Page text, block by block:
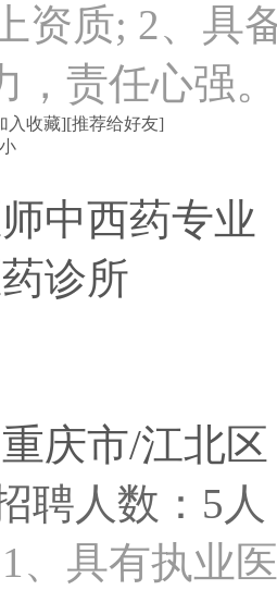
资质; 2、具
，责任心强
入收藏][推荐给好友]
中西药专业
诊所
重庆市/江北区
聘人数：5
、具有执业